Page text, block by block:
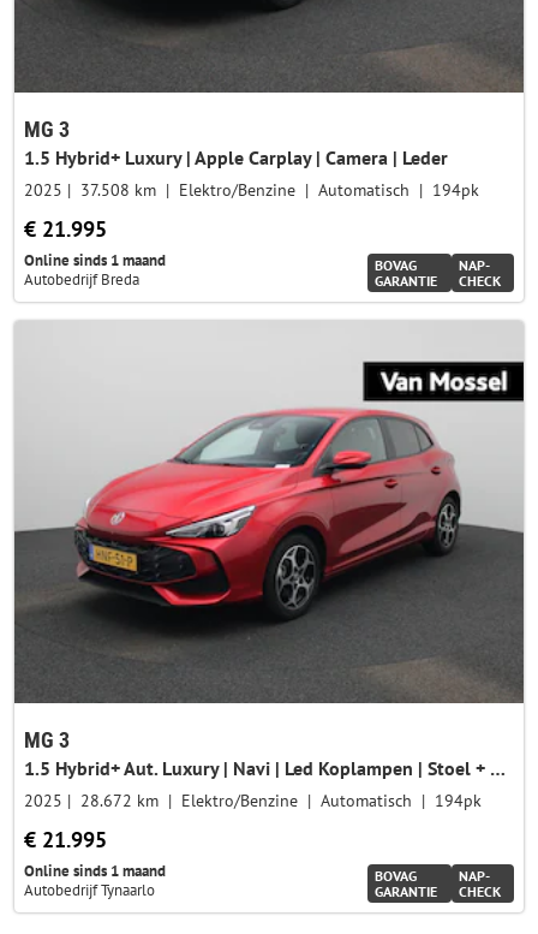
MG 3
1.5 Hybrid+ Luxury | Apple Carplay | Camera | Leder
2025 37.508 km Elektro/Benzine Automatisch 194pk
€ 21.995
Online sinds 1 maand
Autobedrijf Breda
BOVAG
GARANTIE
NAP-
CHECK
MG 3
1.5 Hybrid+ Aut. Luxury | Navi | Led Koplampen | Stoel + Stuurverwarming | CarPlay | 360 Camera | Adaptive Cruise Control |
2025 28.672 km Elektro/Benzine Automatisch 194pk
€ 21.995
Online sinds 1 maand
Autobedrijf Tynaarlo
BOVAG
GARANTIE
NAP-
CHECK